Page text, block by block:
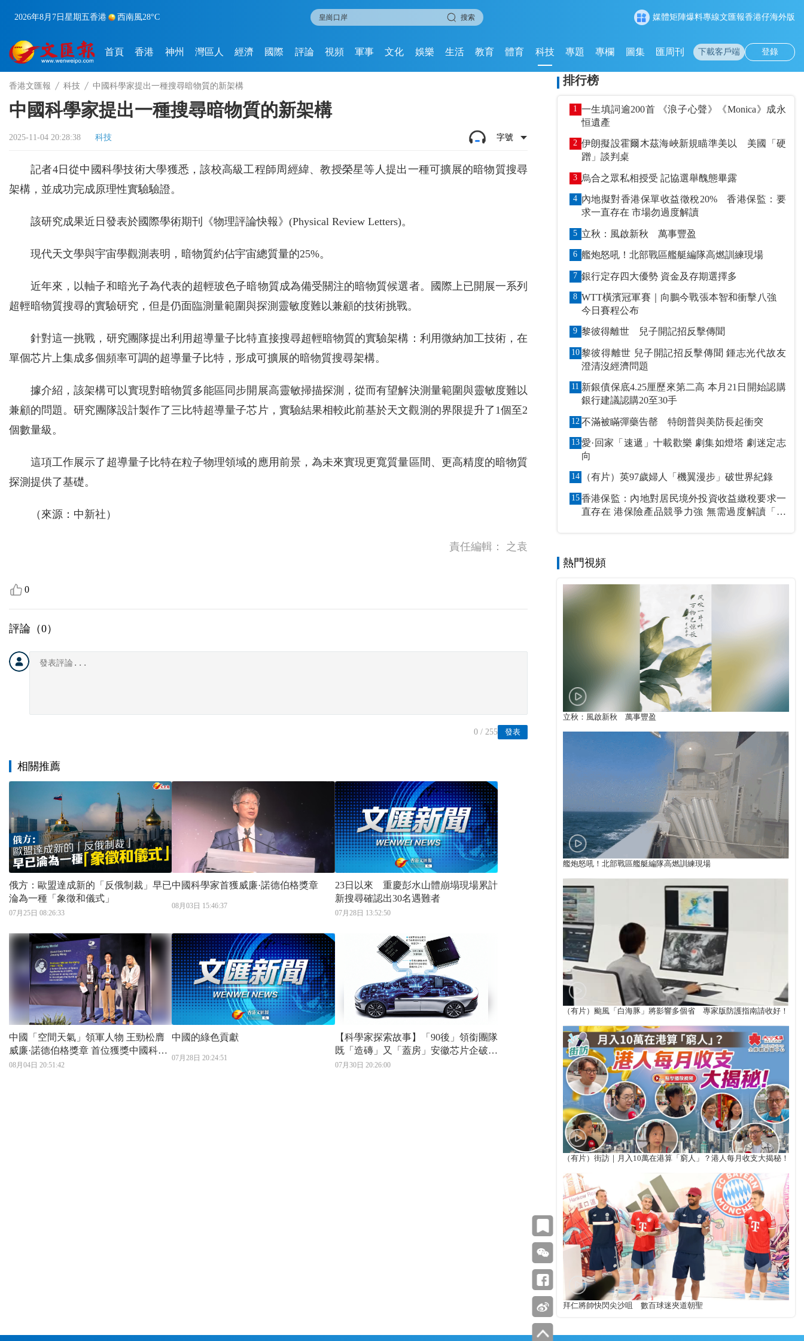
2026年8月7日 星期五香港 西南風28°C 搜索 媒體矩陣爆料專線文匯報香港仔海外版
首頁 香港 神州 灣區人 經濟 國際 評論 視頻 軍事 文化 娛樂 生活 教育 體育 科技 專題 專欄 圖集 匯周刊 下載客戶端 登錄
香港文匯報 科技 中國科學家提出一種搜尋暗物質的新架構
中國科學家提出一種搜尋暗物質的新架構
2025-11-04 20:28:38 科技 字號
記者4日從中國科學技術大學獲悉，該校高級工程師周經緯、教授榮星等人提出一種可擴展的暗物質搜尋
架構，並成功完成原理性實驗驗證。
該研究成果近日發表於國際學術期刊《物理評論快報》(Physical Review Letters)。
現代天文學與宇宙學觀測表明，暗物質約佔宇宙總質量的25%。
近年來，以軸子和暗光子為代表的超輕玻色子暗物質成為備受關注的暗物質候選者。國際上已開展一系列
超輕暗物質搜尋的實驗研究，但是仍面臨測量範圍與探測靈敏度難以兼顧的技術挑戰。
針對這一挑戰，研究團隊提出利用超導量子比特直接搜尋超輕暗物質的實驗架構：利用微納加工技術，在
單個芯片上集成多個頻率可調的超導量子比特，形成可擴展的暗物質搜尋架構。
據介紹，該架構可以實現對暗物質多能區同步開展高靈敏掃描探測，從而有望解決測量範圍與靈敏度難以
兼顧的問題。研究團隊設計製作了三比特超導量子芯片，實驗結果相較此前基於天文觀測的界限提升了1個至2
個數量級。
這項工作展示了超導量子比特在粒子物理領域的應用前景，為未來實現更寬質量區間、更高精度的暗物質
探測提供了基礎。
（來源：中新社）
責任編輯： 之袁
0
評論（0）
發表
0 / 255
相關推薦
俄方：歐盟達成新的「反俄制裁」早已
淪為一種「象徵和儀式」
07月25日 08:26:33
中國科學家首獲威廉·諾德伯格獎章
08月03日 15:46:37
23日以來 重慶彭水山體崩塌現場累計
新搜尋確認出30名遇難者
07月28日 13:52:50
中國「空間天氣」領軍人物 王勁松膺
威廉·諾德伯格獎章 首位獲獎中國科學
家 同步獲一顆小行星命名
08月04日 20:51:42
中國的綠色貢獻
07月28日 20:24:51
【科學家探索故事】「90後」領銜團隊
既「造磚」又「蓋房」安徽芯片企破國
際壟斷 中國車配高性能「中國芯」
07月30日 20:26:00
排行榜
1 一生填詞逾200首 《浪子心聲》《Monica》成永
恒遺產
2 伊朗擬設霍爾木茲海峽新規瞄準美以 美國「硬
蹭」談判桌
3 烏合之眾私相授受 記協選舉醜態畢露
4 內地擬對香港保單收益徵稅20% 香港保監：要
求一直存在 市場勿過度解讀
5 立秋：風啟新秋 萬事豐盈
6 艦炮怒吼！北部戰區艦艇編隊高燃訓練現場
7 銀行定存四大優勢 資金及存期選擇多
8 WTT橫濱冠軍賽｜向鵬今戰張本智和衝擊八強
今日賽程公布
9 黎彼得離世 兒子開記招反擊傳聞
10 黎彼得離世 兒子開記招反擊傳聞 鍾志光代故友
澄清沒經濟問題
11 新銀債保底4.25厘歷來第二高 本月21日開始認購
銀行建議認購20至30手
12 不滿被瞞彈藥告罄 特朗普與美防長起衝突
13 愛·回家「速遞」十載歡樂 劇集如燈塔 劇迷定志
向
14 （有片）英97歲婦人「機翼漫步」破世界紀錄
15 香港保監：內地對居民境外投資收益繳稅要求一
直存在 港保險產品競爭力強 無需過度解讀「保
熱門視頻
立秋：風啟新秋 萬事豐盈
艦炮怒吼！北部戰區艦艇編隊高燃訓練現場
（有片）颱風「白海豚」將影響多個省 專家版防護指南請收好！
（有片）街訪｜月入10萬在港算「窮人」？港人每月收支大揭秘！
拜仁將帥快閃尖沙咀 數百球迷夾道朝聖